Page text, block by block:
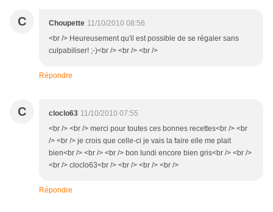
C Choupette 11/10/2010 08:56
<br /> Heureusement qu'il est possible de se régaler sans
culpabiliser! ;-)<br /> <br /> <br />
Répondre
C cloclo63 11/10/2010 07:55
<br /> <br /> merci pour toutes ces bonnes recettes<br /> <br
/> <br /> je crois que celle-ci je vais la faire elle me plait
bien<br /> <br /> <br /> bon lundi encore bien gris<br /> <br />
<br /> cloclo63<br /> <br /> <br /> <br />
Répondre